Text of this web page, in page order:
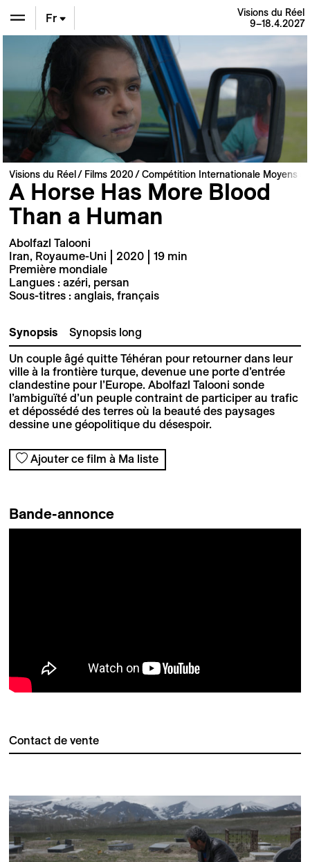
En
De
Fr
Visions du Réel
9–18.4.2027
Visions du Réel Films 2020 Compétition Internationale Moyens
A Horse Has More Blood
Than a Human
Abolfazl Talooni
Iran, Royaume-Uni | 2020 | 19 min
Première mondiale
Langues : azéri, persan
Sous-titres : anglais, français
Synopsis Synopsis long
Un couple âgé quitte Téhéran pour retourner dans leur
ville à la frontière turque, devenue une porte d’entrée
clandestine pour l’Europe. Abolfazl Talooni sonde
l’ambiguïté d’un peuple contraint de participer au trafic
et dépossédé des terres où la beauté des paysages
dessine une géopolitique du désespoir.
Ajouter ce film à Ma liste
Bande-annonce
Contact de vente